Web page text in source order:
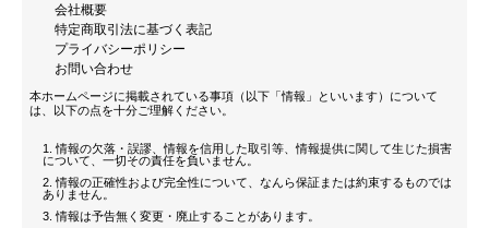
会社概要
特定商取引法に基づく表記
プライバシーポリシー
お問い合わせ
本ホームページに掲載されている事項（以下「情報」といいます）について
は、以下の点を十分ご理解ください。
情報の欠落・誤謬、情報を信用した取引等、情報提供に関して生じた損害
について、一切その責任を負いません。
情報の正確性および完全性について、なんら保証または約束するものでは
ありません。
情報は予告無く変更・廃止することがあります。